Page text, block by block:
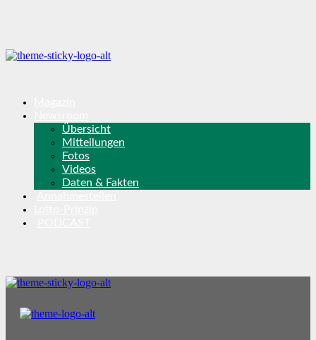
Übersicht
Mitteilungen
Fotos
Videos
Daten & Fakten